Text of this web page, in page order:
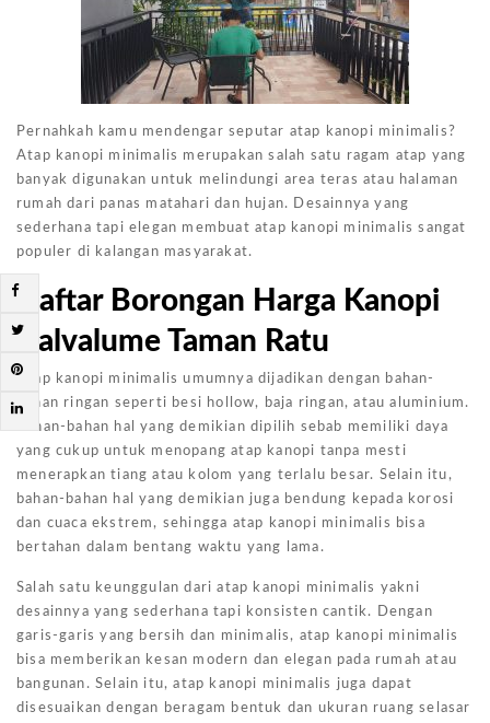
Pernahkah kamu mendengar seputar atap kanopi minimalis?
Atap kanopi minimalis merupakan salah satu ragam atap yang
banyak digunakan untuk melindungi area teras atau halaman
rumah dari panas matahari dan hujan. Desainnya yang
sederhana tapi elegan membuat atap kanopi minimalis sangat
populer di kalangan masyarakat.
Daftar Borongan Harga Kanopi
Galvalume Taman Ratu
Atap kanopi minimalis umumnya dijadikan dengan bahan-
bahan ringan seperti besi hollow, baja ringan, atau aluminium.
Bahan-bahan hal yang demikian dipilih sebab memiliki daya
yang cukup untuk menopang atap kanopi tanpa mesti
menerapkan tiang atau kolom yang terlalu besar. Selain itu,
bahan-bahan hal yang demikian juga bendung kepada korosi
dan cuaca ekstrem, sehingga atap kanopi minimalis bisa
bertahan dalam bentang waktu yang lama.
Salah satu keunggulan dari atap kanopi minimalis yakni
desainnya yang sederhana tapi konsisten cantik. Dengan
garis-garis yang bersih dan minimalis, atap kanopi minimalis
bisa memberikan kesan modern dan elegan pada rumah atau
bangunan. Selain itu, atap kanopi minimalis juga dapat
disesuaikan dengan beragam bentuk dan ukuran ruang selasar